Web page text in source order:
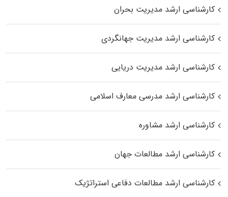
کارشناسی ارشد مدیریت بحران
کارشناسی ارشد مدیریت جهانگردی
کارشناسی ارشد مدیریت دریایی
کارشناسی ارشد مدرسی معارف اسلامی
کارشناسی ارشد مشاوره
کارشناسی ارشد مطالعات جهان
کارشناسی ارشد مطالعات دفاعی استراتژیک